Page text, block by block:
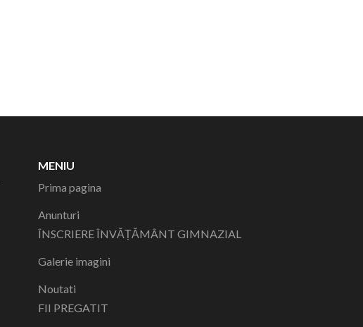
MENIU
Prima pagina
Anunturi
ÎNSCRIERE ÎNVĂȚĂMÂNT GIMNAZIAL
Galerie imagini
Noutati
FII PREGATIT